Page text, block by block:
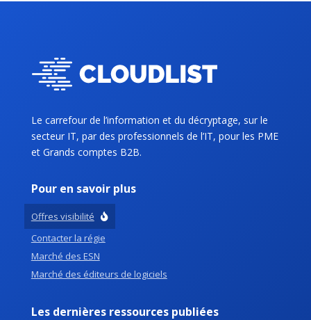
Le carrefour de l’information et du décryptage, sur le
secteur IT, par des professionnels de l’IT, pour les PME
et Grands comptes B2B.
Pour en savoir plus
Offres visibilité
Contacter la régie
Marché des ESN
Marché des éditeurs de logiciels
Les dernières ressources publiées